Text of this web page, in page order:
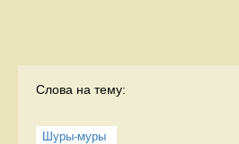
Слова на тему:
Шуры-муры